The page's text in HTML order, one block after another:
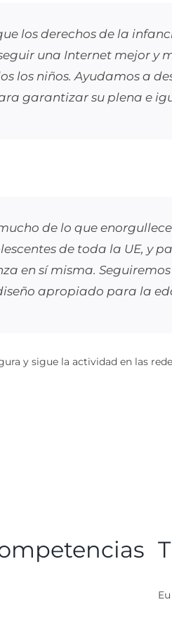
los derechos de la
una Internet mejor y
los niños. Ayudamos a
garantizar su plena e
de lo que
de toda la UE, y
en sí misma.
apropiado para la
y sigue la actividad en las